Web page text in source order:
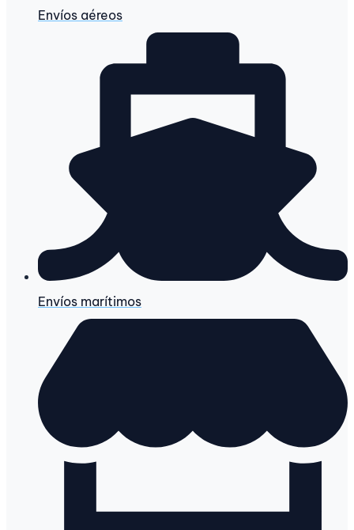
Envíos aéreos
Envíos marítimos